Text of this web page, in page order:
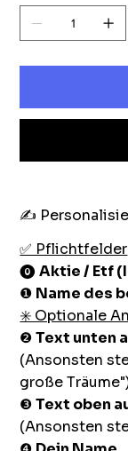
✍️
✅ Pflichtfelder
⓿Aktie / Etf
❶ Name des
✳️ Optionale
❷Text unten
(Ansonsten
große
❸Text oben
(Ansonsten